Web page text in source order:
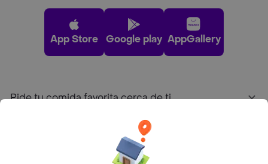
App Store Google play AppGallery
Pide tu comida favorita cerca de ti